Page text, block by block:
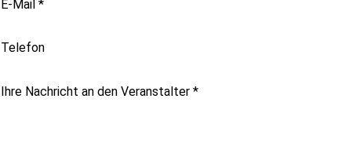
E-Mail*
Telefon
Ihre Nachricht an den Veranstalter*